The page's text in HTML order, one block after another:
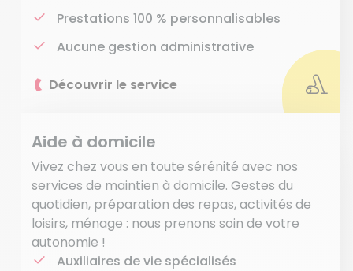
Prestations 100 % personnalisables
Aucune gestion administrative
Découvrir le service
Aide à domicile
Vivez chez vous en toute sérénité avec nos
services de maintien à domicile. Gestes du
quotidien, préparation des repas, activités de
loisirs, ménage : nous prenons soin de votre
autonomie !
Auxiliaires de vie spécialisés